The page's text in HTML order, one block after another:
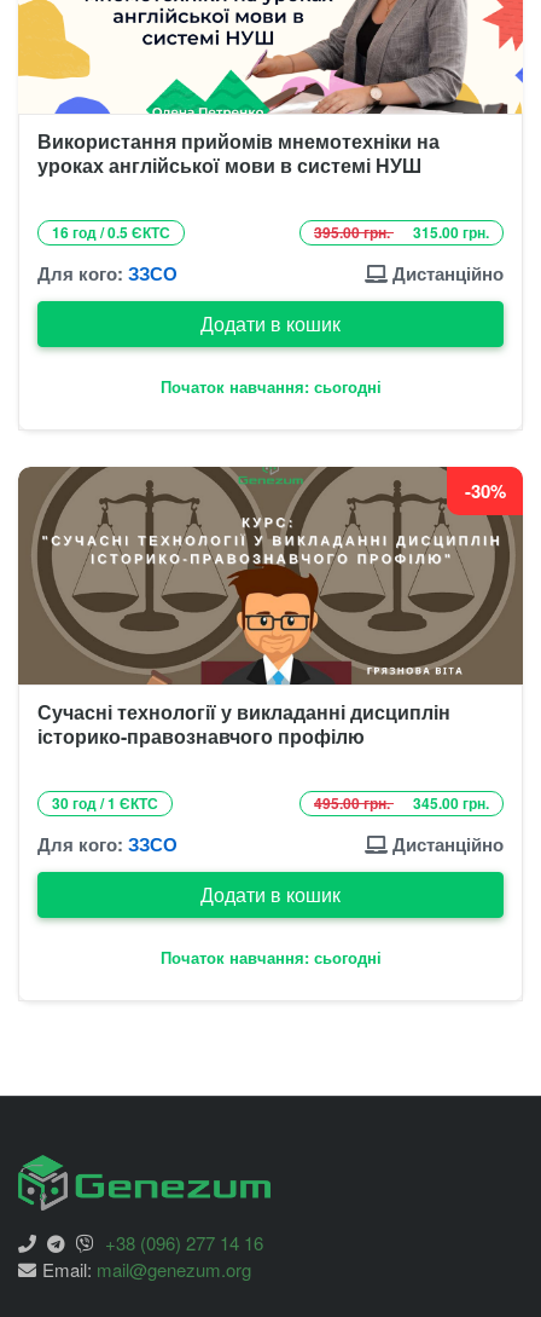
Використання прийомів мнемотехніки на
уроках англійської мови в системі НУШ
16 год / 0.5 ЄКТС 395.00 грн. 315.00 грн.
Для кого: ЗЗСО Дистанційно
Додати в кошик
Початок навчання: сьогодні
-30%
Сучасні технології у викладанні дисциплін
історико-правознавчого профілю
30 год / 1 ЄКТС 495.00 грн. 345.00 грн.
Для кого: ЗЗСО Дистанційно
Додати в кошик
Початок навчання: сьогодні
+38 (096) 277 14 16
Email: mail@genezum.org